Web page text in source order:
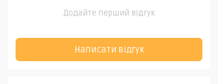
Додайте перший відгук
Написати відгук